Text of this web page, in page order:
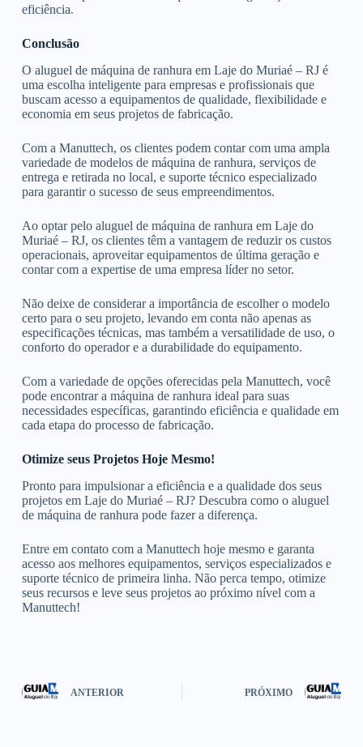
eficiência.
Conclusão
O aluguel de máquina de ranhura em Laje do Muriaé – RJ é
uma escolha inteligente para empresas e profissionais que
buscam acesso a equipamentos de qualidade, flexibilidade e
economia em seus projetos de fabricação.
Com a Manuttech, os clientes podem contar com uma ampla
variedade de modelos de máquina de ranhura, serviços de
entrega e retirada no local, e suporte técnico especializado
para garantir o sucesso de seus empreendimentos.
Ao optar pelo aluguel de máquina de ranhura em Laje do
Muriaé – RJ, os clientes têm a vantagem de reduzir os custos
operacionais, aproveitar equipamentos de última geração e
contar com a expertise de uma empresa líder no setor.
Não deixe de considerar a importância de escolher o modelo
certo para o seu projeto, levando em conta não apenas as
especificações técnicas, mas também a versatilidade de uso, o
conforto do operador e a durabilidade do equipamento.
Com a variedade de opções oferecidas pela Manuttech, você
pode encontrar a máquina de ranhura ideal para suas
necessidades específicas, garantindo eficiência e qualidade em
cada etapa do processo de fabricação.
Otimize seus Projetos Hoje Mesmo!
Pronto para impulsionar a eficiência e a qualidade dos seus
projetos em Laje do Muriaé – RJ? Descubra como o aluguel
de máquina de ranhura pode fazer a diferença.
Entre em contato com a Manuttech hoje mesmo e garanta
acesso aos melhores equipamentos, serviços especializados e
suporte técnico de primeira linha. Não perca tempo, otimize
seus recursos e leve seus projetos ao próximo nível com a
Manuttech!
ANTERIOR PRÓXIMO